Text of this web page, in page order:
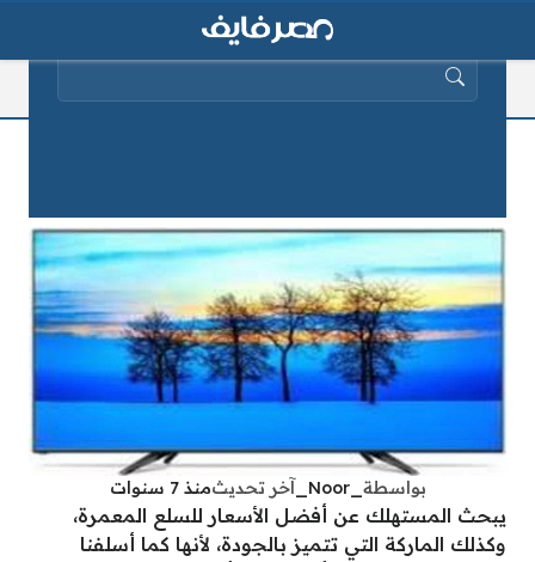
بواسطة _Noor_ آخر تحديثمنذ 7 سنوات
يبحث المستهلك عن أفضل الأسعار للسلع المعمرة،
وكذلك الماركة التي تتميز بالجودة، لأنها كما أسلفنا
البحث عن: